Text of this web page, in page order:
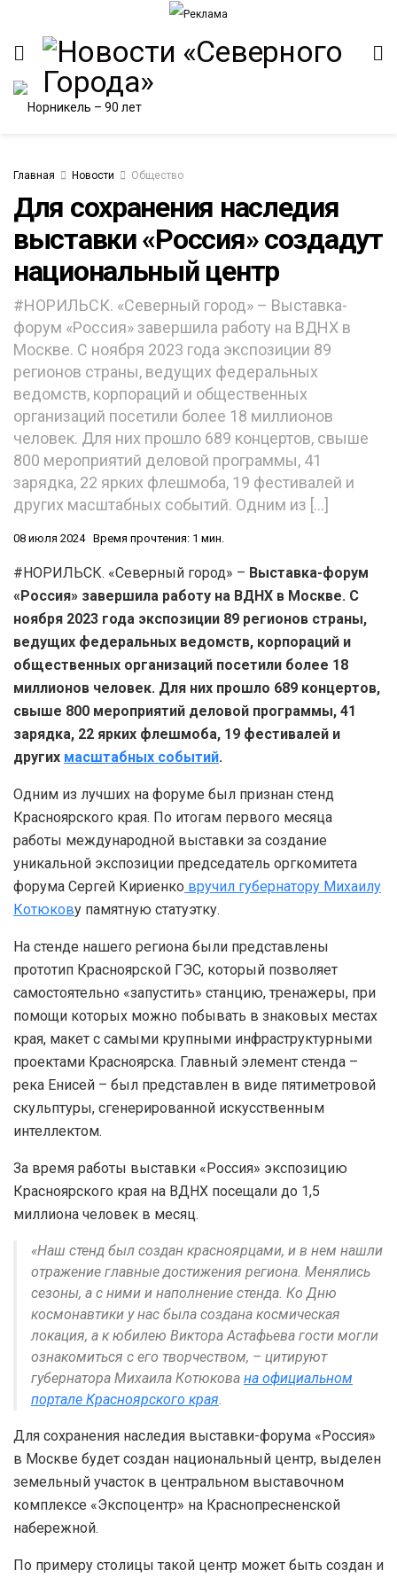
Главная Новости Общество
Для сохранения наследия
выставки «Россия» создадут
национальный центр
#НОРИЛЬСК. «Северный город» – Выставка-
форум «Россия» завершила работу на ВДНХ в
Москве. С ноября 2023 года экспозиции 89
регионов страны, ведущих федеральных
ведомств, корпораций и общественных
организаций посетили более 18 миллионов
человек. Для них прошло 689 концертов, свыше
800 мероприятий деловой программы, 41
зарядка, 22 ярких флешмоба, 19 фестивалей и
других масштабных событий. Одним из […]
08 июля 2024 Время прочтения: 1 мин.
#НОРИЛЬСК. «Северный город» – Выставка-форум
«Россия» завершила работу на ВДНХ в Москве. С
ноября 2023 года экспозиции 89 регионов страны,
ведущих федеральных ведомств, корпораций и
общественных организаций посетили более 18
миллионов человек. Для них прошло 689 концертов,
свыше 800 мероприятий деловой программы, 41
зарядка, 22 ярких флешмоба, 19 фестивалей и
других масштабных событий.
Одним из лучших на форуме был признан стенд
Красноярского края. По итогам первого месяца
работы международной выставки за создание
уникальной экспозиции председатель оргкомитета
форума Сергей Кириенко вручил губернатору Михаилу
Котюкову памятную статуэтку.
На стенде нашего региона были представлены
прототип Красноярской ГЭС, который позволяет
самостоятельно «запустить» станцию, тренажеры, при
помощи которых можно побывать в знаковых местах
края, макет с самыми крупными инфраструктурными
проектами Красноярска. Главный элемент стенда –
река Енисей – был представлен в виде пятиметровой
скульптуры, сгенерированной искусственным
интеллектом.
За время работы выставки «Россия» экспозицию
Красноярского края на ВДНХ посещали до 1,5
миллиона человек в месяц.
«Наш стенд был создан красноярцами, и в нем нашли
отражение главные достижения региона. Менялись
сезоны, а с ними и наполнение стенда. Ко Дню
космонавтики у нас была создана космическая
локация, а к юбилею Виктора Астафьева гости могли
ознакомиться с его творчеством, – цитируют
губернатора Михаила Котюкова на официальном
портале Красноярского края
Для сохранения наследия выставки-форума «Россия»
в Москве будет создан национальный центр, выделен
земельный участок в центральном выставочном
комплексе «Экспоцентр» на Краснопресненской
набережной.
По примеру столицы такой центр может быть создан и